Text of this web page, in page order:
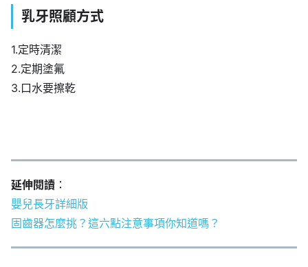
乳牙照顧方式
1.定時清潔
2.定期塗氟
3.口水要擦乾
延伸閱讀 ：
嬰兒長牙詳細版
固齒器怎麼挑？這六點注意事項你知道嗎？